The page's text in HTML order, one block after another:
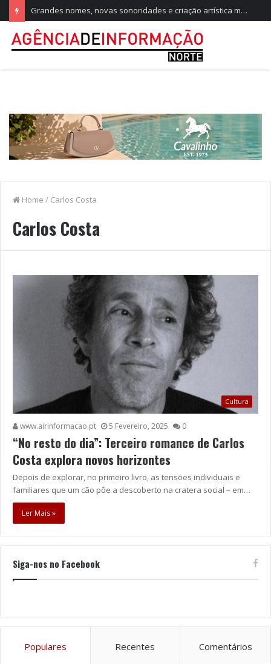
Grandes nomes, novas sonoridades e criação artística marcam a nova temporada do CTAL
Home / Carlos Costa
Carlos Costa
Cultura
www.airinformacao.pt 5 Fevereiro, 2025 0
“No resto do dia”: Terceiro romance de Carlos
Costa explora novos horizontes
Depois de explorar, no primeiro livro, as tensões individuais e
familiares que um cão põe a descoberto na cratera social – em…
Ler Mais »
Siga-nos no Facebook
Populares Recentes Comentários